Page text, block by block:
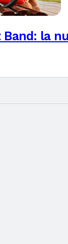
Band: la